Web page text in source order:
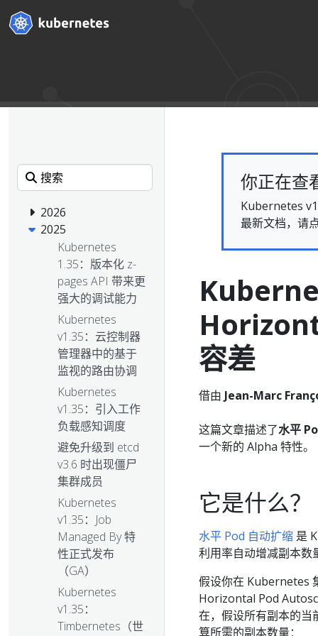
2026
2025
Kubernetes
1.35：版本化 z-
pages API 带来更
强大的调试能力
Kubernetes
v1.35：云控制器
管理器中的基于
监视的路由协调
Kubernetes
v1.35：引入工作
负载感知调度
避免升级到 etcd
v3.6 时出现僵尸
集群成员
Kubernetes
v1.35：Job
Managed By 特
性正式发布
（GA）
Kubernetes
v1.35：
Timbernetes（世
你正在查
Kubernetes
最新文档，请
容差
借由 Jean-Marc
这篇文章描述了水平
一个新的 Alpha 特性。
它是什么？
水平 Pod 自动扩缩 是
利用率自动增减副本数
假设你在 Kubernetes
Horizontal Pod
在，假设所有副本的当
算所需的副本数量：